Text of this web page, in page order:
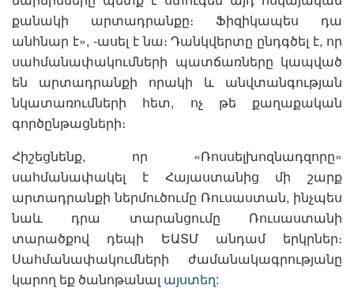
քանակի արտադրանքը։ Ֆիզիկապես դա
անհնար է», -ասել է նա։ Դանկվերտը ընդգծել է, որ
սահմանափակումների պատճառները կապված
են արտադրանքի որակի և անվտանգության
նկատառումների հետ, ոչ թե քաղաքական
գործընթացների։
Հիշեցնենք, որ «Ռոսսելխոզնադզորը»
սահմանափակել է Հայաստանից մի շարք
արտադրանքի ներմուծումը Ռուսաստան, ինչպես
նաև դրա տարանցումը Ռուսաստանի
տարածքով դեպի ԵԱՏՄ անդամ երկրներ։
Սահմանափակումների ժամանակագրությանը
կարող եք ծանոթանալ այստեղ: